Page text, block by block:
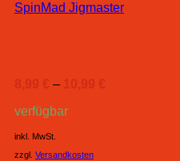
SpinMad Jigmaster
8,99 € – 10,99 €
verfügbar
inkl. MwSt.
zzgl. Versandkosten